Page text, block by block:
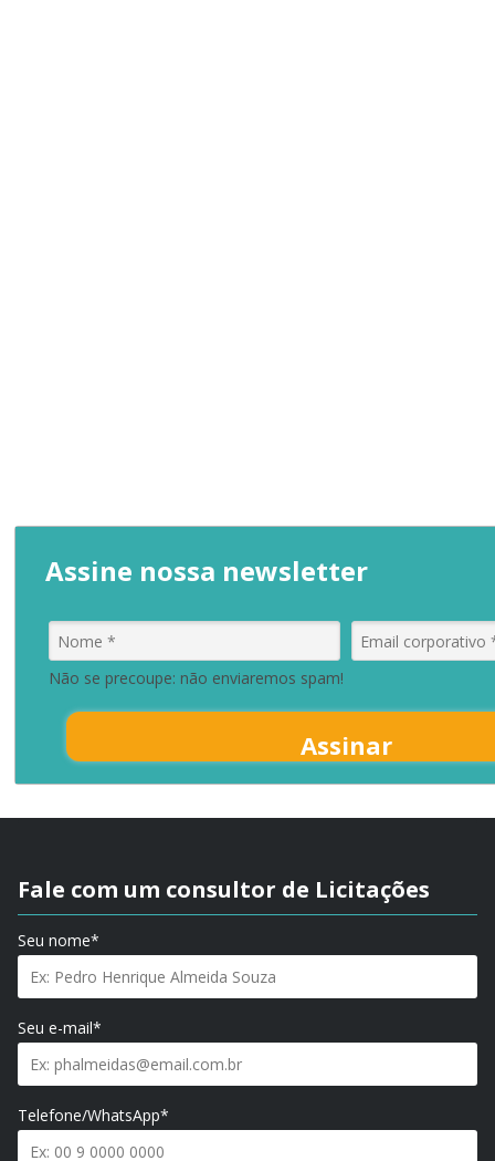
Assine nossa newsletter
Não se precoupe: não enviaremos spam!
Assinar
Fale com um consultor de Licitações
Seu nome*
Seu e-mail*
Telefone/WhatsApp*